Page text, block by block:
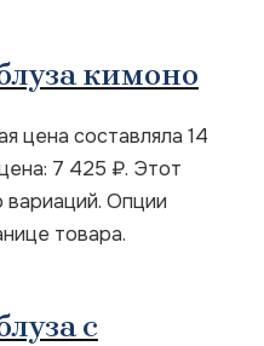
кимоно
цена составляла 14
7 425 ₽. Этот
вариаций. Опции
товара.
с